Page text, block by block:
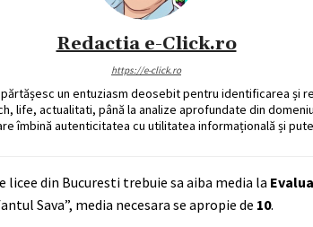
Redactia e-Click.ro
https://e-click.ro
un entuziasm deosebit pentru identificarea și
life, actualitati, până la analize aprofundate din
îmbină autenticitatea cu utilitatea informațională și
licee din Bucuresti trebuie sa aiba media la
Sava”, media necesara se apropie de 10.